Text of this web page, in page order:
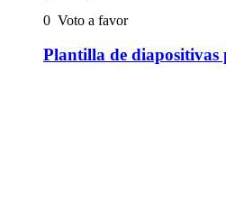
0 Voto a favor
Plantilla de diapositivas